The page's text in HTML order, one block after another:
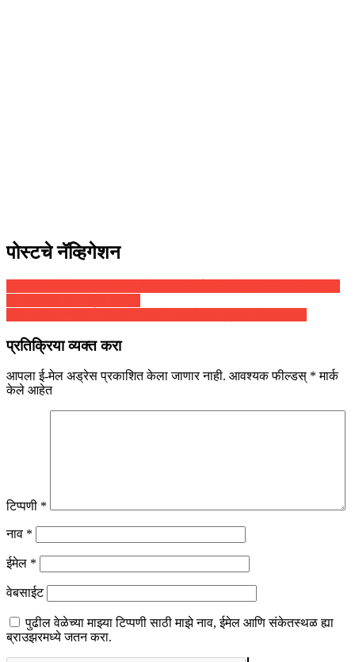
पोस्टचे नॅव्हिगेशन
प्रतिक्रिया व्यक्त करा
आपला ई-मेल अड्रेस प्रकाशित केला जाणार नाही. आवश्यक फील्डस् * मार्क
केले आहेत
टिप्पणी *
नाव *
ईमेल *
वेबसाईट
पुढील वेळेच्या माझ्या टिप्पणी साठी माझे नाव, ईमेल आणि संकेतस्थळ ह्या
ब्राउझरमध्ये जतन करा.